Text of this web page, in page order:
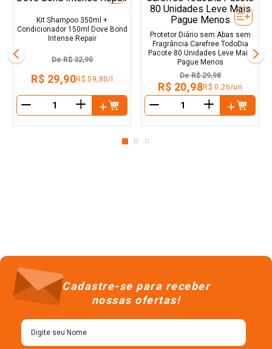
Kit Shampoo 350ml +
Condicionador 150ml Dove Bond
Intense Repair
De R$ 32,90
R$ 29,90R$ 59,80/l
＋
Protetor Diário sem Abas sem
Fragrância Carefree TodoDia
Pacote 80 Unidades Leve Mais
Pague Menos
De R$ 29,98
R$ 20,98R$ 0,26/un
＋
Cadastre-se para receber
nossas ofertas!